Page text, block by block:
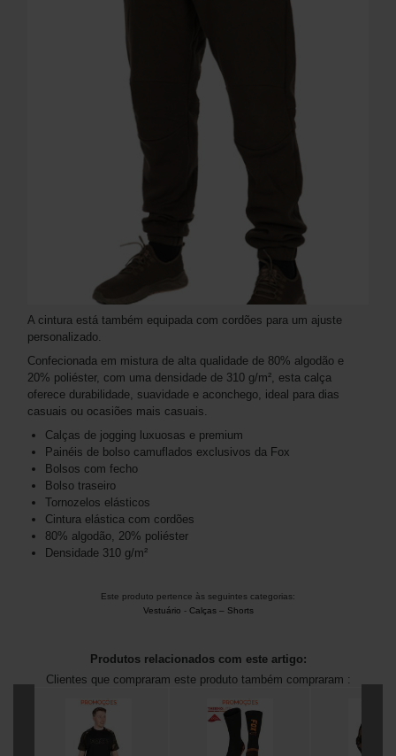
A cintura está também equipada com cordões para um ajuste
personalizado.
Confecionada em mistura de alta qualidade de 80% algodão e
20% poliéster, com uma densidade de 310 g/m², esta calça
oferece durabilidade, suavidade e aconchego, ideal para dias
casuais ou ocasiões mais casuais.
Calças de jogging luxuosas e premium
Painéis de bolso camuflados exclusivos da Fox
Bolsos com fecho
Bolso traseiro
Tornozelos elásticos
Cintura elástica com cordões
80% algodão, 20% poliéster
Densidade 310 g/m²
Este produto pertence às seguintes categorias:
Vestuário - Calças – Shorts
Produtos relacionados com este artigo:
Clientes que compraram este produto também compraram :